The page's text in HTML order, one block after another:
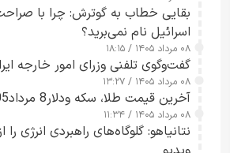
بقایی خطاب به گوترش: چرا با صراحت
اسرائیل نام نمی‌برید؟
۰۸ مرداد ۱۴۰۵ / ۱۸:۱۵
گفت‌وگوی تلفنی وزرای امور خارجه
۰۸ مرداد ۱۴۰۵ / ۱۳:۲۷
آخرین قیمت طلا، سکه ودلار8 مرداد1405
۰۸ مرداد ۱۴۰۵ / ۱۱:۳۴
نتانیاهو: گلوگاه‌های راهبردی انرژی